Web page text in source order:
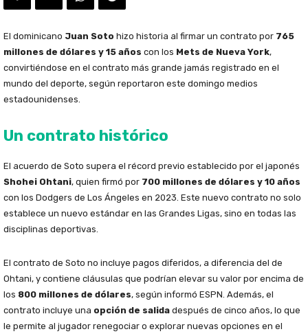
El dominicano Juan Soto hizo historia al firmar un contrato por 765
millones de dólares y 15 años con los Mets de Nueva York,
convirtiéndose en el contrato más grande jamás registrado en el
mundo del deporte, según reportaron este domingo medios
estadounidenses.
Un contrato histórico
El acuerdo de Soto supera el récord previo establecido por el japonés
Shohei Ohtani, quien firmó por 700 millones de dólares y 10 años
con los Dodgers de Los Ángeles en 2023. Este nuevo contrato no solo
establece un nuevo estándar en las Grandes Ligas, sino en todas las
disciplinas deportivas.
El contrato de Soto no incluye pagos diferidos, a diferencia del de
Ohtani, y contiene cláusulas que podrían elevar su valor por encima de
los 800 millones de dólares, según informó ESPN. Además, el
contrato incluye una opción de salida después de cinco años, lo que
le permite al jugador renegociar o explorar nuevas opciones en el